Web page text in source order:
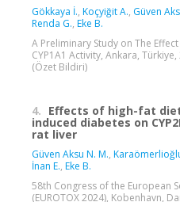
Gökkaya İ., Koçyiğit A., Güven
Renda G., Eke B.
A Preliminary Study on The
CYP1A1 Activity, Ankara,
(Özet Bildiri)
4. Effects of high-fat
induced diabetes on
rat liver
Güven Aksu N. M.,
İnan E., Eke B.
58th Congress of the European
(EUROTOX 2024), Kobenhavn,